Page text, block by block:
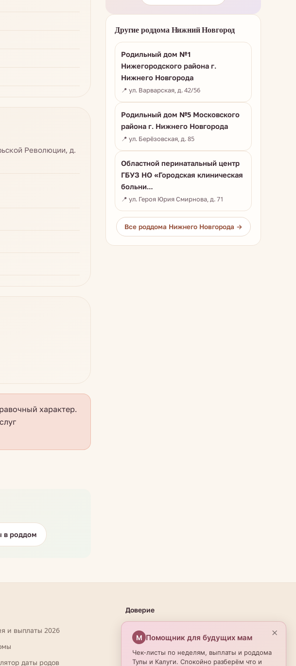
Революции, д.
характер.
Другие роддома Нижний Новгород
Родильный дом №1
Нижегородского района г.
Нижнего Новгорода
📍 ул. Варварская, д. 42/56
Родильный дом №5 Московского
района г. Нижнего Новгорода
📍 ул. Берёзовская, д. 85
Областной перинатальный центр
ГБУЗ НО «Городская клиническая
больни…
📍 ул. Героя Юрия Смирнова, д. 71
Все роддома Нижнего Новгорода →
в роддом
и выплаты 2026
даты родов
Доверие
О проекте
Эксперты
Редакционная политика
М Помощник для будущих мам
Чек-листы по неделям, выплаты и роддома
Тулы и Калуги. Спокойно разберём что и
×